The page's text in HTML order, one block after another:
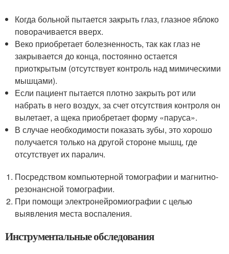
Когда больной пытается закрыть глаз, глазное яблоко
поворачивается вверх.
Веко приобретает болезненность, так как глаз не
закрывается до конца, постоянно остается
приоткрытым (отсутствует контроль над мимическими
мышцами).
Если пациент пытается плотно закрыть рот или
набрать в него воздух, за счет отсутствия контроля он
вылетает, а щека приобретает форму «паруса».
В случае необходимости показать зубы, это хорошо
получается только на другой стороне мышц, где
отсутствует их паралич.
Посредством компьютерной томографии и магнитно-
резонансной томографии.
При помощи электронейромиографии с целью
выявления места воспаления.
Инструментальные обследования